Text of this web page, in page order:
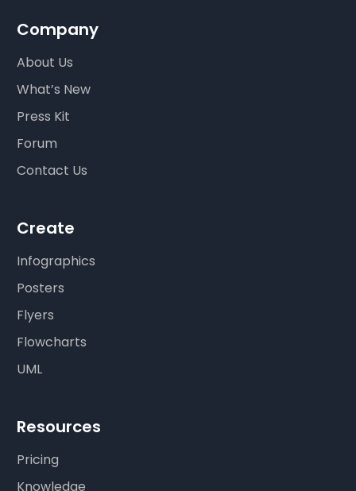
Company
About Us
What’s New
Press Kit
Forum
Contact Us
Create
Infographics
Posters
Flyers
Flowcharts
UML
Resources
Pricing
Knowledge